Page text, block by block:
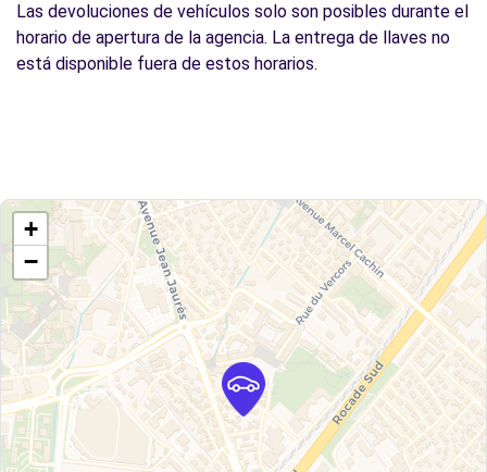
Las devoluciones de vehículos solo son posibles durante el
horario de apertura de la agencia. La entrega de llaves no
está disponible fuera de estos horarios.
+
−